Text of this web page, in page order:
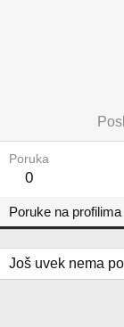
Poruka
0
Poruke na profilima
Još uvek nema